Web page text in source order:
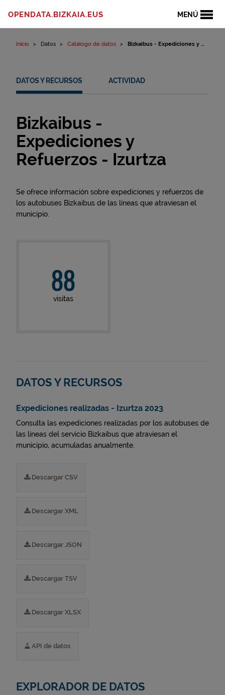
MENÚ
OPENDATA.BIZKAIA.EUS
Inicio Datos Catálogo de datos Bizkaibus - Expediciones y ...
DATOS Y RECURSOS ACTIVIDAD
Bizkaibus -
Expediciones y
Refuerzos - Izurtza
Se ofrece información sobre expediciones y refuerzos de
los autobuses Bizkaibus de las líneas que atraviesan el
municipio.
88
visitas
DATOS Y RECURSOS
Expediciones realizadas - Izurtza 2023
Consulta las expediciones realizadas por los autobuses de
las líneas del servicio Bizkaibus que atraviesan el
municipio, acumuladas anualmente.
Descargar CSV
Descargar XML
Descargar JSON
Descargar TSV
Descargar XLSX
API de datos
EXPLORADOR DE DATOS